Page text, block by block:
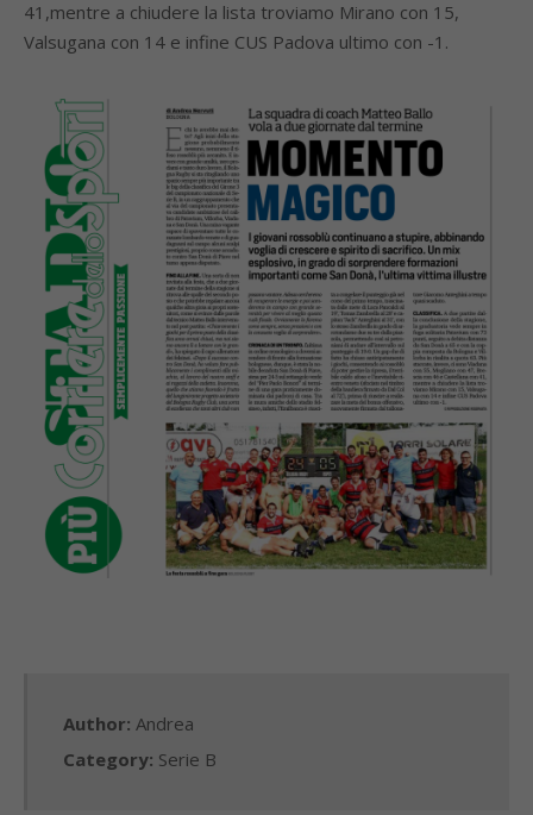
41,mentre a chiudere la lista troviamo Mirano con 15,
Valsugana con 14 e infine CUS Padova ultimo con -1.
Author: Andrea
Category: Serie B